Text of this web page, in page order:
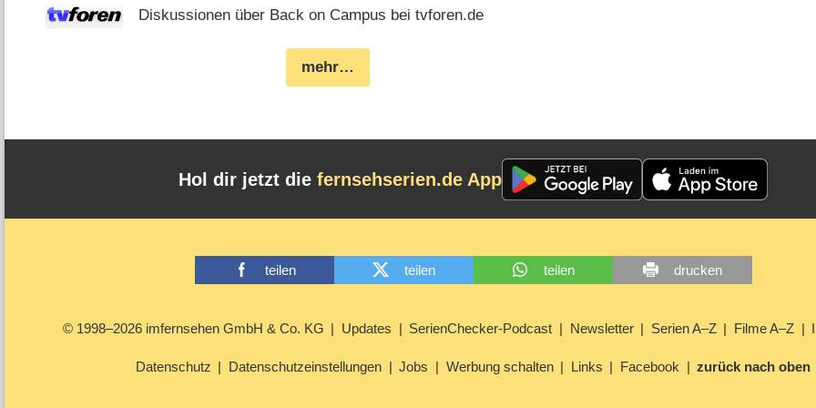
Diskussionen über Back on Campus bei tvforen.de
mehr…
Hol dir jetzt die fernsehserien.de App
teilen teilen teilen drucken
© 1998–2026 imfernsehen GmbH & Co. KG Updates SerienChecker-Podcast Newsletter Serien A–Z Filme A–Z
Datenschutz Datenschutzeinstellungen Jobs Werbung schalten Links Facebook zurück nach oben